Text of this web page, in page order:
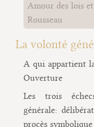
Amour des lois
Rousseau
La volonté
A qui appartient
Ouverture
Les trois
générale:
procès